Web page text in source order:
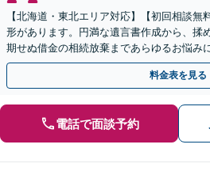
【北海道・東北エリア対応】【初回相談無
形があります。円満な遺言書作成から、揉
期せぬ借金の相続放棄まであらゆるお悩み
相続トラブルもまずはご相談ください。
料金表を見る
電話で面談予約